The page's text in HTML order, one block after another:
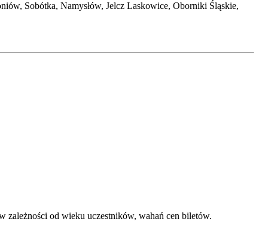
Sobótka, Namysłów, Jelcz Laskowice, Oborniki Śląskie,
od wieku uczestników, wahań cen biletów.